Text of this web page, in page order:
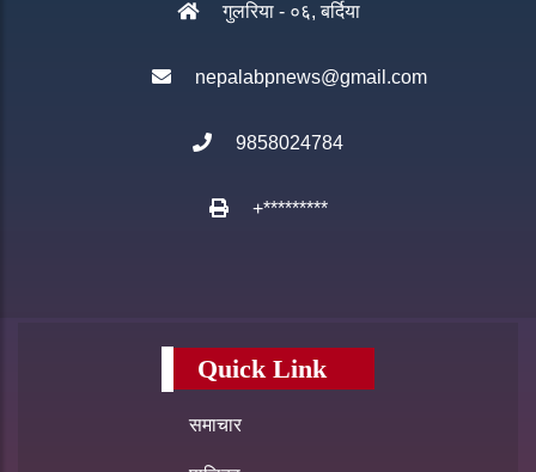
गुलरिया - ०६, बर्दिया
nepalabpnews@gmail.com
9858024784
+*********
Quick Link
समाचार